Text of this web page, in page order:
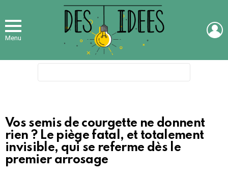
Menu
Vos semis de courgette ne donnent
rien ? Le piège fatal, et totalement
invisible, qui se referme dès le
premier arrosage